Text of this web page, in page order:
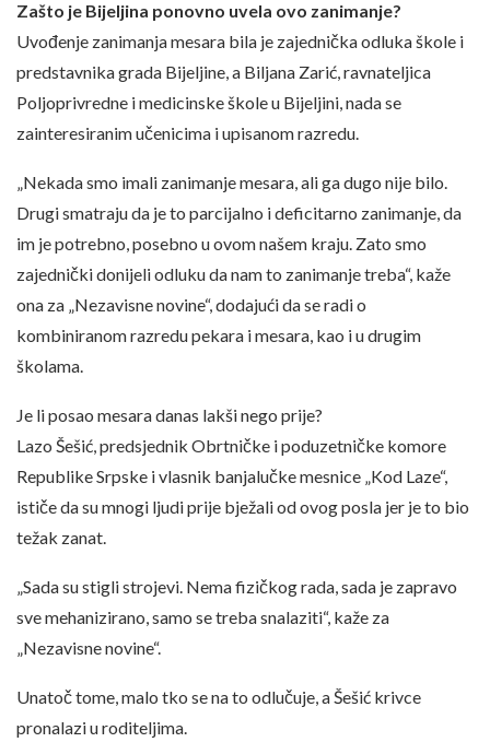
Zašto je Bijeljina ponovno uvela ovo zanimanje?
Uvođenje zanimanja mesara bila je zajednička odluka škole i
predstavnika grada Bijeljine, a Biljana Zarić, ravnateljica
Poljoprivredne i medicinske škole u Bijeljini, nada se
zainteresiranim učenicima i upisanom razredu.
„Nekada smo imali zanimanje mesara, ali ga dugo nije bilo.
Drugi smatraju da je to parcijalno i deficitarno zanimanje, da
im je potrebno, posebno u ovom našem kraju. Zato smo
zajednički donijeli odluku da nam to zanimanje treba“, kaže
ona za „Nezavisne novine“, dodajući da se radi o
kombiniranom razredu pekara i mesara, kao i u drugim
školama.
Je li posao mesara danas lakši nego prije?
Lazo Šešić, predsjednik Obrtničke i poduzetničke komore
Republike Srpske i vlasnik banjalučke mesnice „Kod Laze“,
ističe da su mnogi ljudi prije bježali od ovog posla jer je to bio
težak zanat.
„Sada su stigli strojevi. Nema fizičkog rada, sada je zapravo
sve mehanizirano, samo se treba snalaziti“, kaže za
„Nezavisne novine“.
Unatoč tome, malo tko se na to odlučuje, a Šešić krivce
pronalazi u roditeljima.